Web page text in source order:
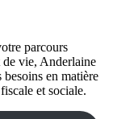
parcours
de vie, Anderlaine
en matière
et sociale.